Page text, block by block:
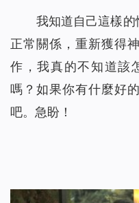
我知道自己這樣
正常關係，重新獲得
作，我真的不知道該
嗎？如果你有什麼好
吧。急盼！